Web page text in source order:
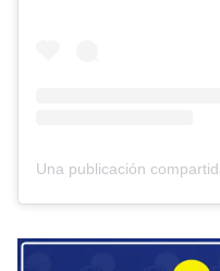
Una publicación compartida